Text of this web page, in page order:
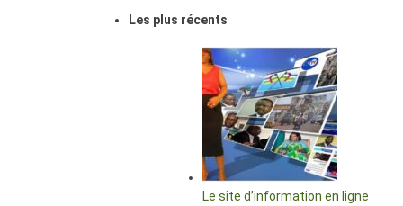
Les plus récents
Le site d’information en ligne